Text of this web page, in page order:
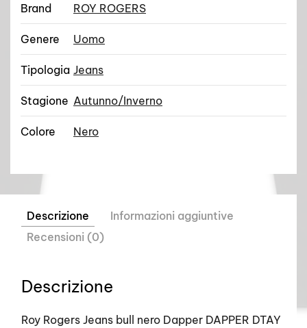
Brand ROY ROGERS
Genere Uomo
Tipologia Jeans
Stagione Autunno/Inverno
Colore Nero
Descrizione
Informazioni aggiuntive
Recensioni (0)
Descrizione
Roy Rogers Jeans bull nero Dapper DAPPER DTAY